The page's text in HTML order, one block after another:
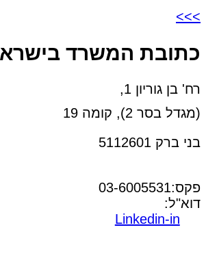
>>>
כתובת המשרד
רח' בן גוריון 1,
(מגדל בסר 2), קומה 19
בני ברק 5112601
פקס:03-6005531
דוא"ל:
Linkedin-in